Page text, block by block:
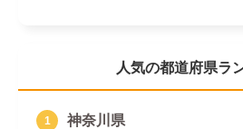
人気の都道府県ラ
神奈川県